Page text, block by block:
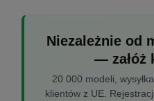
Niezależnie od
— załóż
20 000 modeli,
klientów z UE.